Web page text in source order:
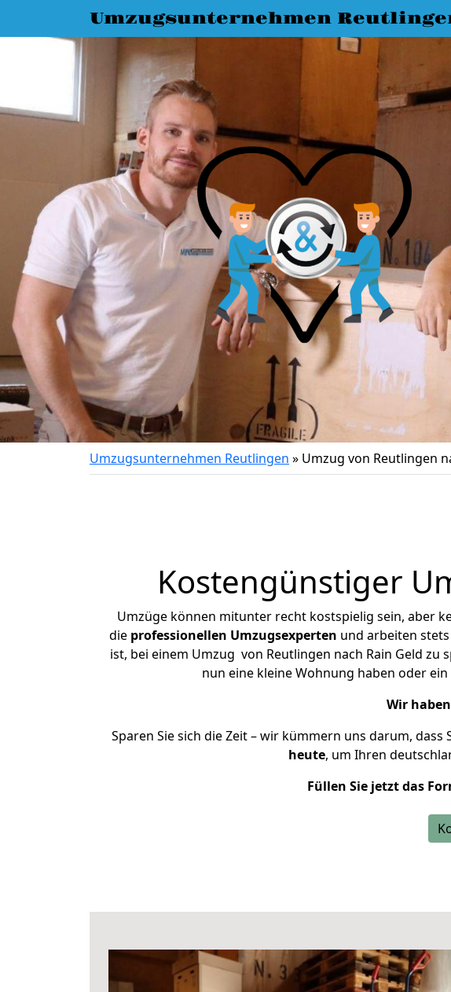
Umzugsunternehmen
Umzugsunternehmen Reutlingen » Umzug von Reutlingen
Kostengünstiger
Umzüge können mitunter recht kostspielig sein, aber
die professionellen Umzugsexperten und arbeiten
ist, bei einem Umzug von Reutlingen nach Rain Geld zu
nun eine kleine Wohnung haben oder
Wir
Sparen Sie sich die Zeit – wir kümmern uns darum, dass
heute, um Ihren
Füllen Sie jetzt das